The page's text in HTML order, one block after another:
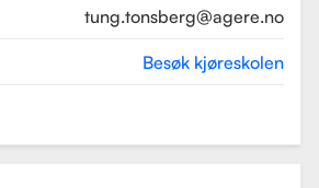
god kvalitet på opplæringen.
AGERE Trafikkskole tilbyr også ulike
teorikurs og spesialiserte moduler
Les mer
tung.tonsberg@agere.no
Besøk kjøreskolen